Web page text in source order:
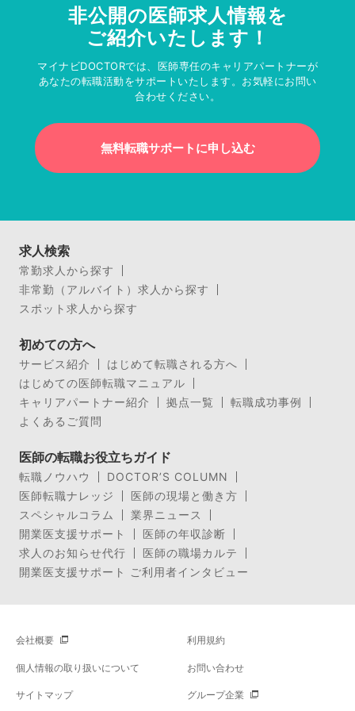
非公開の医師求人情報を
ご紹介いたします！
マイナビDOCTORでは、医師専任のキャリアパートナーが
あなたの転職活動をサポートいたします。お気軽にお問い
合わせください。
無料転職サポートに申し込む
求人検索
常勤求人から探す
非常勤（アルバイト）求人から探す
スポット求人から探す
初めての方へ
サービス紹介
はじめて転職される方へ
はじめての医師転職マニュアル
キャリアパートナー紹介
拠点一覧
転職成功事例
よくあるご質問
医師の転職お役立ちガイド
転職ノウハウ
DOCTOR’S COLUMN
医師転職ナレッジ
医師の現場と働き方
スペシャルコラム
業界ニュース
開業医支援サポート
医師の年収診断
求人のお知らせ代行
医師の職場カルテ
開業医支援サポート ご利用者インタビュー
会社概要 利用規約
個人情報の取り扱いについて お問い合わせ
サイトマップ グループ企業